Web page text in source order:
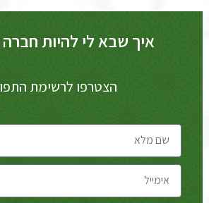
איך שבא לי להיות
הצטרפו לרשימת